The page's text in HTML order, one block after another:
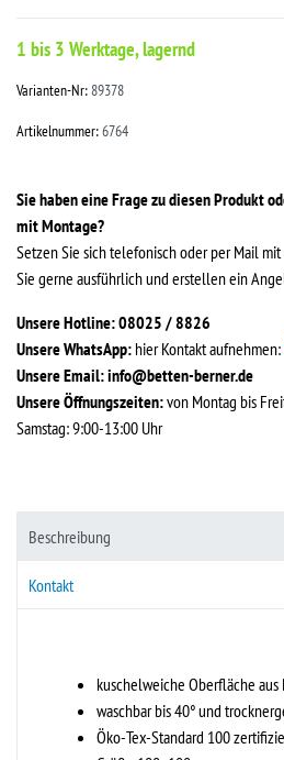
1 bis 3 Werktage, lagernd
Varianten-Nr:89378
Artikelnummer:6764
Sie haben eine Frage zu diesen Produkt
mit Montage?
Setzen Sie sich telefonisch oder per Mail
Sie gerne ausführlich und erstellen ein
Unsere Hotline: 08025 / 8826
Unsere WhatsApp: hier Kontakt aufnehmen:
Unsere Email:info@betten-berner.de
Unsere Öffnungszeiten:von Montag bis
Samstag: 9:00-13:00 Uhr
Beschreibung
Kontakt
kuschelweiche Oberfläche
waschbar bis 40° und
Öko-Tex-Standard 100